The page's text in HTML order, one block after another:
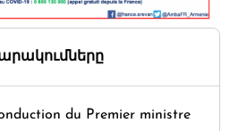
du Premier ministre